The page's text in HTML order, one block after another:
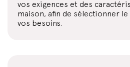
vos exigences et des
maison, afin de sélectionner
vos besoins.